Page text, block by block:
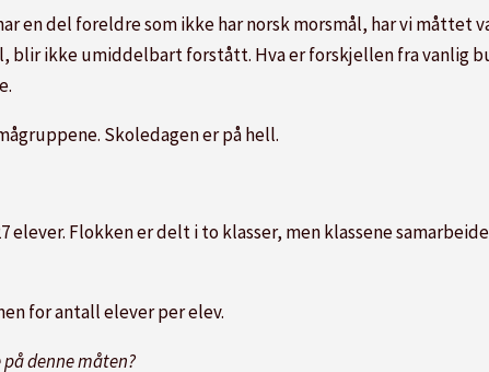
en del foreldre som ikke har norsk morsmål, har vi måttet
blir ikke umiddelbart forstått. Hva er forskjellen fra vanlig
Skoledagen er på hell.
Flokken er delt i to klasser, men klassene
for antall elever per elev.
denne måten?